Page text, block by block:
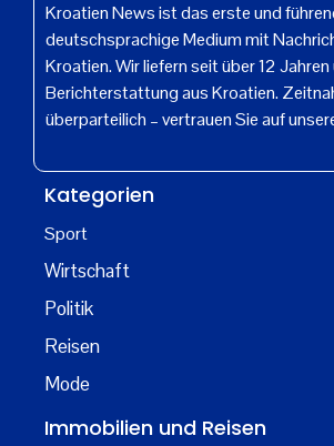
Kroatien News ist das erste und
deutschsprachige Medium mit
Kroatien. Wir liefern seit über 12
Berichterstattung aus Kroatien.
überparteilich – vertrauen Sie auf
Kategorien
Sport
Wirtschaft
Politik
Reisen
Mode
Immobilien und Reisen